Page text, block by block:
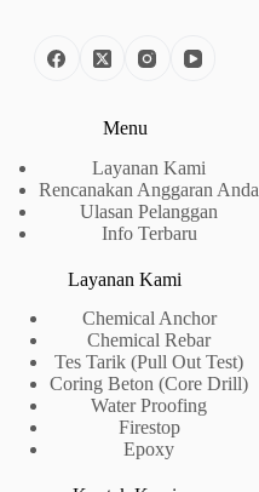
Menu
Layanan Kami
Rencanakan Anggaran Anda
Ulasan Pelanggan
Info Terbaru
Layanan Kami
Chemical Anchor
Chemical Rebar
Tes Tarik (Pull Out Test)
Coring Beton (Core Drill)
Water Proofing
Firestop
Epoxy